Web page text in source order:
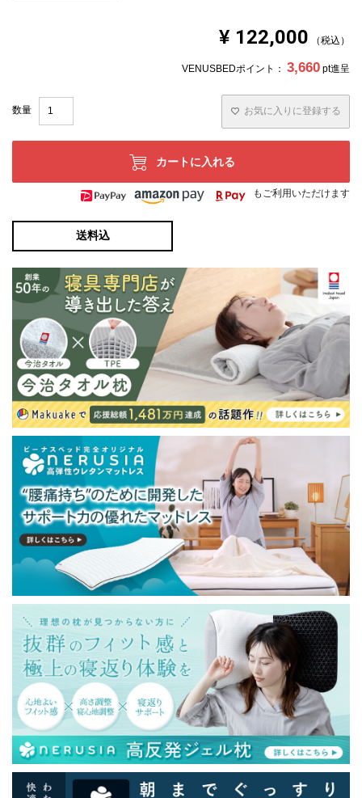
¥ 122,000 税込
VENUSBEDポイント： 3,660 pt進呈
お気に入りに登録する
カートに入れる
もご利用いただけます
送料込